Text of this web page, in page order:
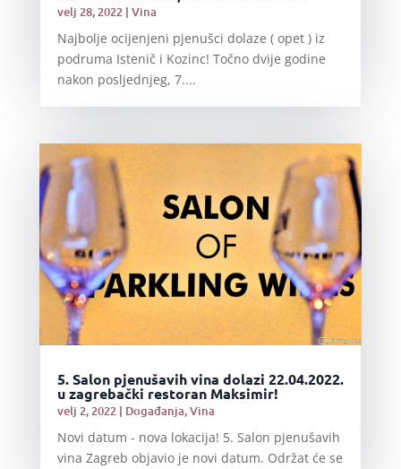
velj 28, 2022| Vina
Najbolje ocijenjeni pjenušci dolaze ( opet ) iz
podruma Istenič i Kozinc! Točno dvije godine
nakon posljednjeg, 7....
5. Salon pjenušavih vina dolazi 22.04.2022.
u zagrebački restoran Maksimir!
velj 2, 2022| Događanja,Vina
Novi datum - nova lokacija! 5. Salon pjenušavih
vina Zagreb objavio je novi datum. Održat će se